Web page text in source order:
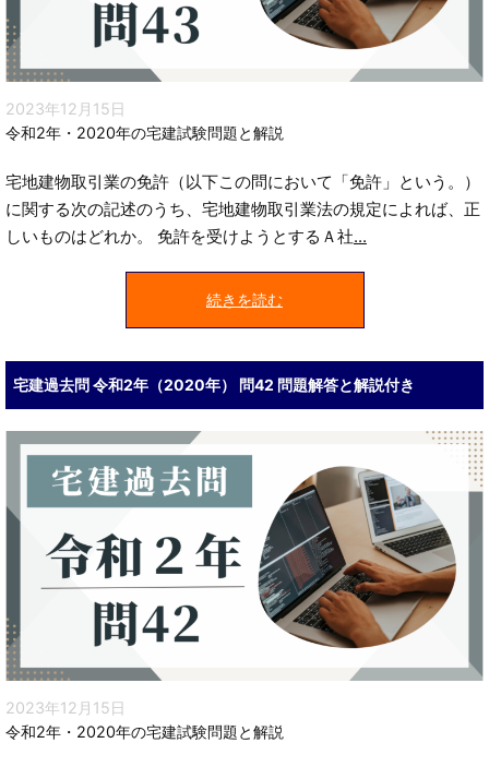
2023年12月15日
令和2年・2020年の宅建試験問題と解説
宅地建物取引業の免許（以下この問において「免許」という。）
に関する次の記述のうち、宅地建物取引業法の規定によれば、正
しいものはどれか。 免許を受けようとするＡ社...
続きを読む
宅建過去問 令和2年（2020年） 問42 問題解答と解説付き
2023年12月15日
令和2年・2020年の宅建試験問題と解説